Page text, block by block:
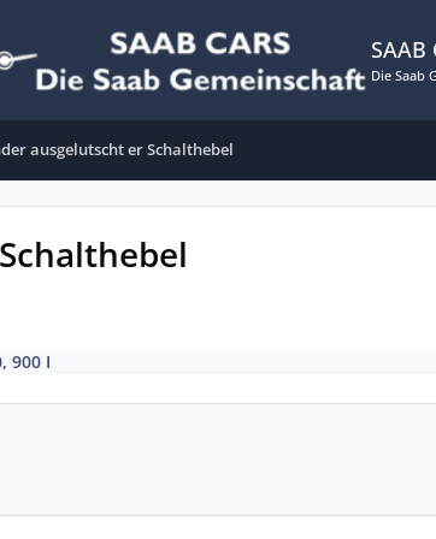
SAAB
Die Saab
ausgelutscht er Schalthebel
900 I